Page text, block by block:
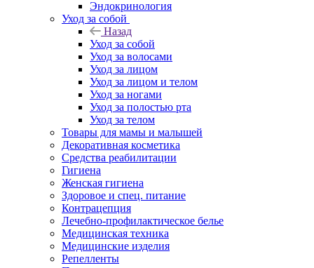
Эндокринология
Уход за собой
Назад
Уход за собой
Уход за волосами
Уход за лицом
Уход за лицом и телом
Уход за ногами
Уход за полостью рта
Уход за телом
Товары для мамы и малышей
Декоративная косметика
Средства реабилитации
Гигиена
Женская гигиена
Здоровое и спец. питание
Контрацепция
Лечебно-профилактическое белье
Медицинская техника
Медицинские изделия
Репелленты